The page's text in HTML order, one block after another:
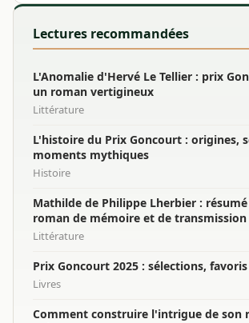
Lectures recommandées
L'Anomalie d'Hervé Le Tellier : prix
un roman vertigineux
Littérature
L'histoire du Prix Goncourt : origines,
moments mythiques
Histoire
Mathilde de Philippe Lherbier :
roman de mémoire et de transmission
Littérature
Prix Goncourt 2025 : sélections,
Livres
Comment construire l'intrigue de son